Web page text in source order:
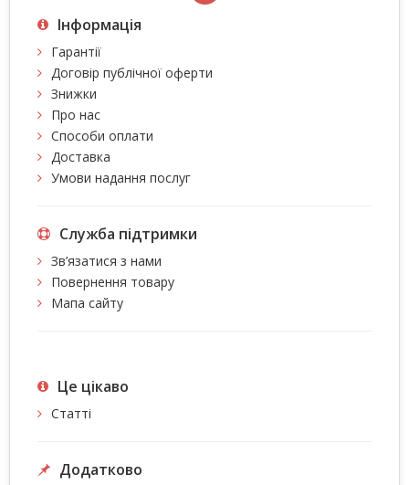
Інформація
Гарантії
Договір публічної оферти
Знижки
Про нас
Способи оплати
Доставка
Умови надання послуг
Служба підтримки
Зв’язатися з нами
Повернення товару
Мапа сайту
Це цiкаво
Статті
Додатково